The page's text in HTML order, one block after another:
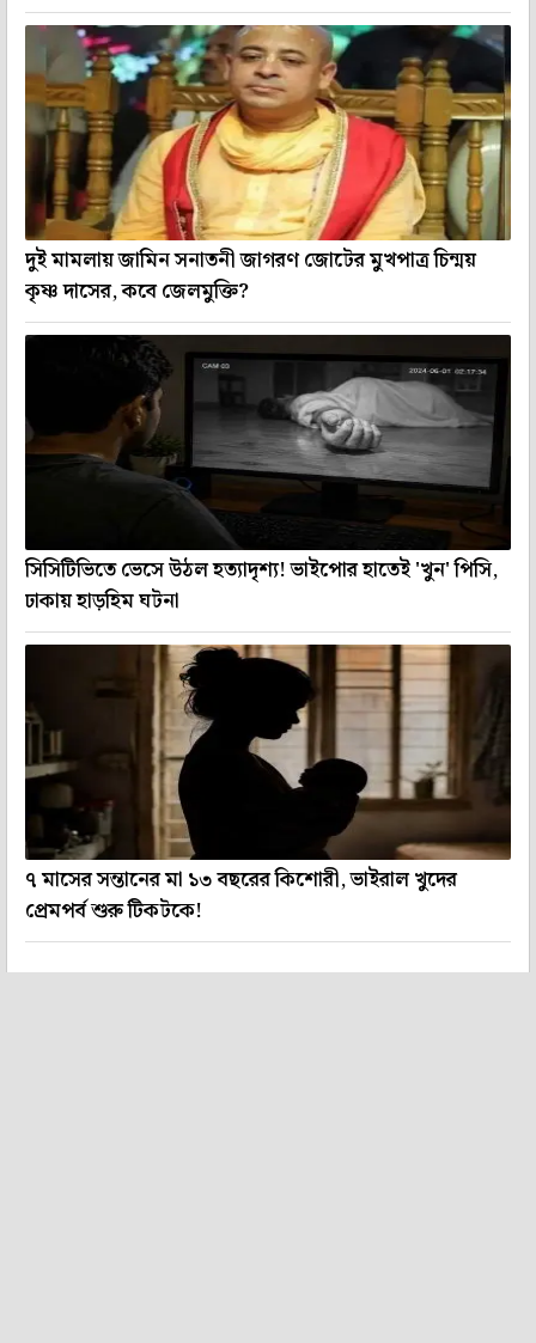
দুই মামলায় জামিন সনাতনী জাগরণ জোটের মুখপাত্র চিন্ময়
কৃষ্ণ দাসের, কবে জেলমুক্তি?
সিসিটিভিতে ভেসে উঠল হত্যাদৃশ্য! ভাইপোর হাতেই 'খুন' পিসি,
ঢাকায় হাড়হিম ঘটনা
৭ মাসের সন্তানের মা ১৩ বছরের কিশোরী, ভাইরাল খুদের
প্রেমপর্ব শুরু টিকটকে!